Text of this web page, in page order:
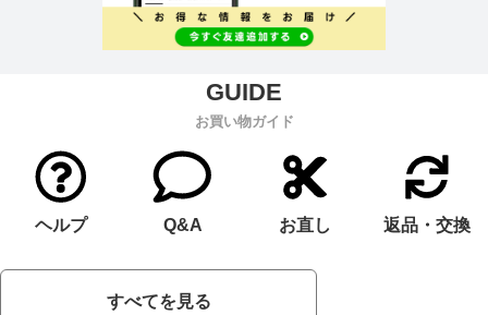
お買い物ガイド
ヘルプ Q&A お直し 返品・交換
すべてを見る